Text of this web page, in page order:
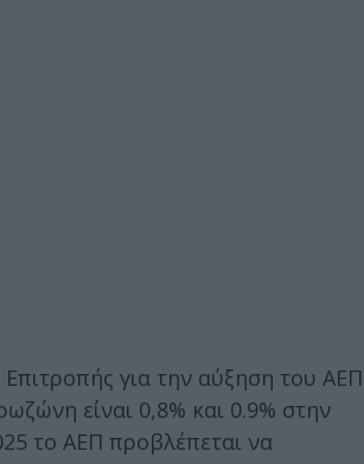
για την αύξηση του ΑΕΠ
είναι 0,8% και 0.9% στην
το ΑΕΠ προβλέπεται να